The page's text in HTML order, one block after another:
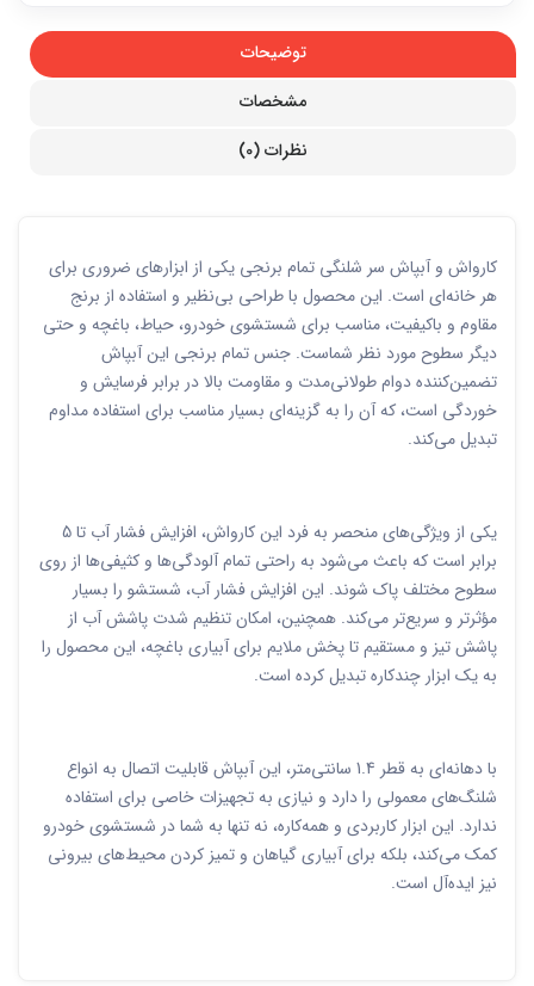
توضیحات
مشخصات
نظرات (0)
کارواش و آبپاش سر شلنگی تمام برنجی یکی از ابزارهای ضروری برای
هر خانه‌ای است. این محصول با طراحی بی‌نظیر و استفاده از برنج
مقاوم و باکیفیت، مناسب برای شستشوی خودرو، حیاط، باغچه و حتی
دیگر سطوح مورد نظر شماست. جنس تمام برنجی این آبپاش
تضمین‌کننده دوام طولانی‌مدت و مقاومت بالا در برابر فرسایش و
خوردگی است، که آن را به گزینه‌ای بسیار مناسب برای استفاده مداوم
تبدیل می‌کند.
یکی از ویژگی‌های منحصر به فرد این کارواش، افزایش فشار آب تا 5
برابر است که باعث می‌شود به راحتی تمام آلودگی‌ها و کثیفی‌ها از روی
سطوح مختلف پاک شوند. این افزایش فشار آب، شستشو را بسیار
مؤثرتر و سریع‌تر می‌کند. همچنین، امکان تنظیم شدت پاشش آب از
پاشش تیز و مستقیم تا پخش ملایم برای آبیاری باغچه، این محصول را
به یک ابزار چندکاره تبدیل کرده است.
با دهانه‌ای به قطر 1.4 سانتی‌متر، این آبپاش قابلیت اتصال به انواع
شلنگ‌های معمولی را دارد و نیازی به تجهیزات خاصی برای استفاده
ندارد. این ابزار کاربردی و همه‌کاره، نه تنها به شما در شستشوی خودرو
کمک می‌کند، بلکه برای آبیاری گیاهان و تمیز کردن محیط‌های بیرونی
نیز ایده‌آل است.